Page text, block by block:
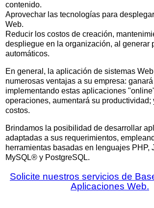
contenido.
Aprovechar las tecnologías para
Web.
Reducir los costos de creación,
despliegue en la organización, al generar
automáticos.
En general, la aplicación de sistemas
numerosas ventajas a su empresa: ganará
implementando estas aplicaciones
operaciones, aumentará su productividad;
costos.
Brindamos la posibilidad de desarrollar
adaptadas a sus requerimientos,
herramientas basadas en lenguajes PHP,
MySQL® y PostgreSQL.
Solicite nuestros servicios de
Aplicaciones Web.